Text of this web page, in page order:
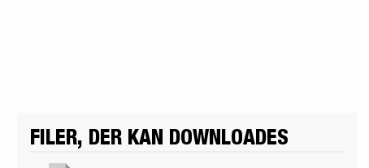
FILER, DER KAN DOWNLOADES